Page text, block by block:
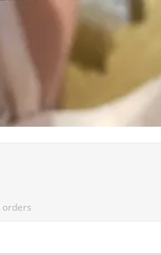
orders